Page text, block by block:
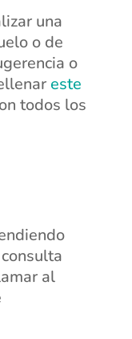
una
o de
o
este
todos los
al